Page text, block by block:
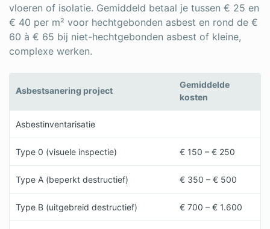
vloeren of isolatie. Gemiddeld betaal je tussen € 25 en
€ 40 per m² voor hechtgebonden asbest en rond de €
60 à € 65 bij niet-hechtgebonden asbest of kleine,
complexe werken.
Asbestsanering project
Gemiddelde
kosten
Asbestinventarisatie
Type 0 (visuele inspectie) € 150 – € 250
Type A (beperkt destructief) € 350 – € 500
Type B (uitgebreid destructief) € 700 – € 1.600